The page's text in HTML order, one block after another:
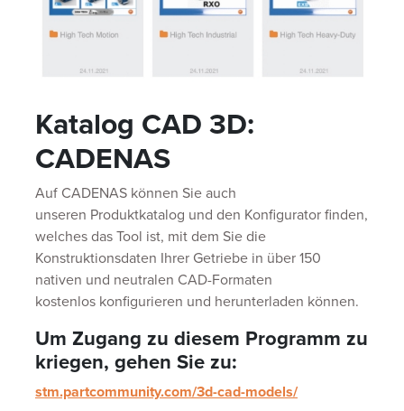
Katalog CAD 3D:
CADENAS
Auf CADENAS können Sie auch
unseren Produktkatalog und den Konfigurator finden,
welches das Tool ist, mit dem Sie die
Konstruktionsdaten Ihrer Getriebe in über 150
nativen und neutralen CAD-Formaten
kostenlos konfigurieren und herunterladen können.
Um Zugang zu diesem Programm zu
kriegen, gehen Sie zu:
stm.partcommunity.com/3d-cad-models/